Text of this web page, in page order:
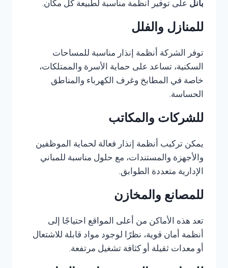
بانل على توفير أنظمة مناسبة لطبيعة كل مكان.
للمنازل والفلل
توفر الشركة أنظمة إنذار مناسبة للمساحات
السكنية، تساعد على حماية الأسرة والممتلكات،
خاصة في المطابخ وغرف الكهرباء والمناطق
الحساسة.
للشركات والمكاتب
يمكن تركيب أنظمة إنذار فعالة لحماية الموظفين
والأجهزة والمستندات، مع حلول مناسبة للمباني
الإدارية متعددة الطوابق.
للمصانع والمخازن
تعد هذه الأماكن من أعلى المواقع احتياجًا إلى
أنظمة أمان قوية، نظرًا لوجود مواد قابلة للاشتعال
أو معدات ثقيلة أو كثافة تشغيل مرتفعة.